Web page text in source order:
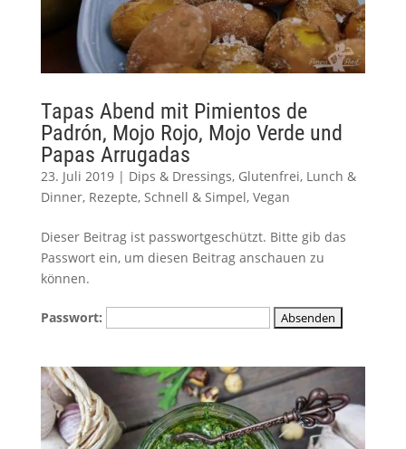
Tapas Abend mit Pimientos de
Padrón, Mojo Rojo, Mojo Verde und
Papas Arrugadas
23. Juli 2019| Dips & Dressings, Glutenfrei, Lunch &
Dinner, Rezepte, Schnell & Simpel, Vegan
Dieser Beitrag ist passwortgeschützt. Bitte gib das
Passwort ein, um diesen Beitrag anschauen zu
können.
Passwort: